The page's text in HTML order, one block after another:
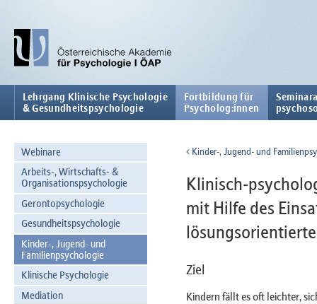
Lehrgang Klinische Psychologie
& Gesundheitspsychologie
Fortbildung für
Psycholog:innen
Webinare
Arbeits-, Wirtschafts- &
Organisationspsychologie
Gerontopsychologie
Gesundheitspsychologie
Kinder-, Jugend- und
Familienpsychologie
Klinische Psychologie
Mediation
Kinder-, Jugend- und
Klinisch-
mit Hilfe des
Ziel
Kindern fällt es oft leichter,